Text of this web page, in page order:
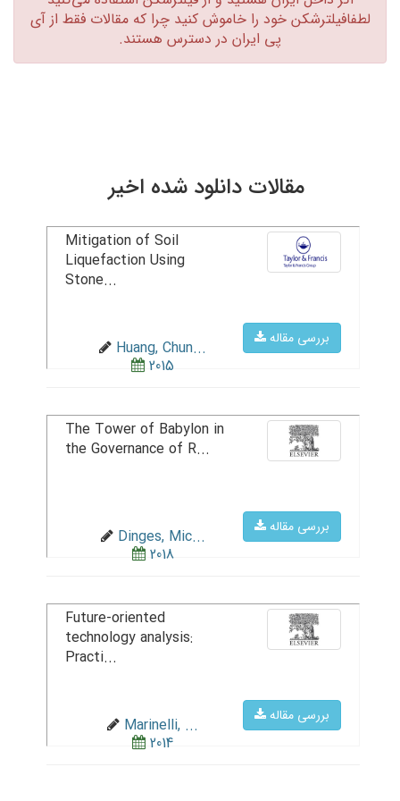
لطفافیلترشکن خود را خاموش کنید چرا که مقالات فقط از آی
پی ایران در دسترس هستند.‏
مقالات دانلود شده اخیر
بررسی مقاله
Mitigation of Soil
Liquefaction Using
Stone...
Huang, Chun...
2015
بررسی مقاله
The Tower of Babylon in
the Governance of R...
Dinges, Mic...
2018
بررسی مقاله
Future-oriented
technology analysis:
Practi...
Marinelli, ...
2014